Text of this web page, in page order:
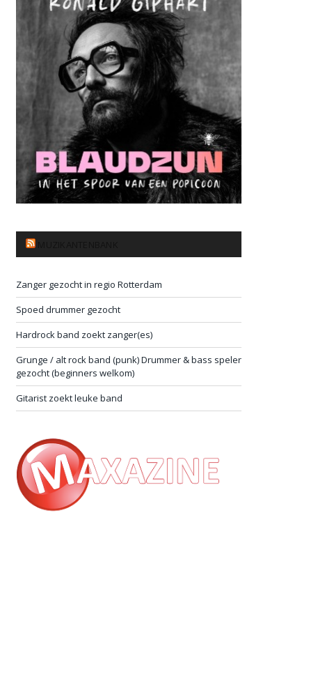
Zanger gezocht in regio Rotterdam
Spoed drummer gezocht
Hardrock band zoekt zanger(es)
Grunge / alt rock band (punk) Drummer & bass speler
gezocht (beginners welkom)
Gitarist zoekt leuke band